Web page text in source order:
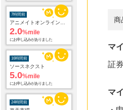
2.0%mile
にお申し込みがありました
16時間前
ソースネクスト
5.0%mile
にお申し込みがありました
24時間前
楽天市場
2.0%mile
にお申し込みがありました
商
マ
証
マ